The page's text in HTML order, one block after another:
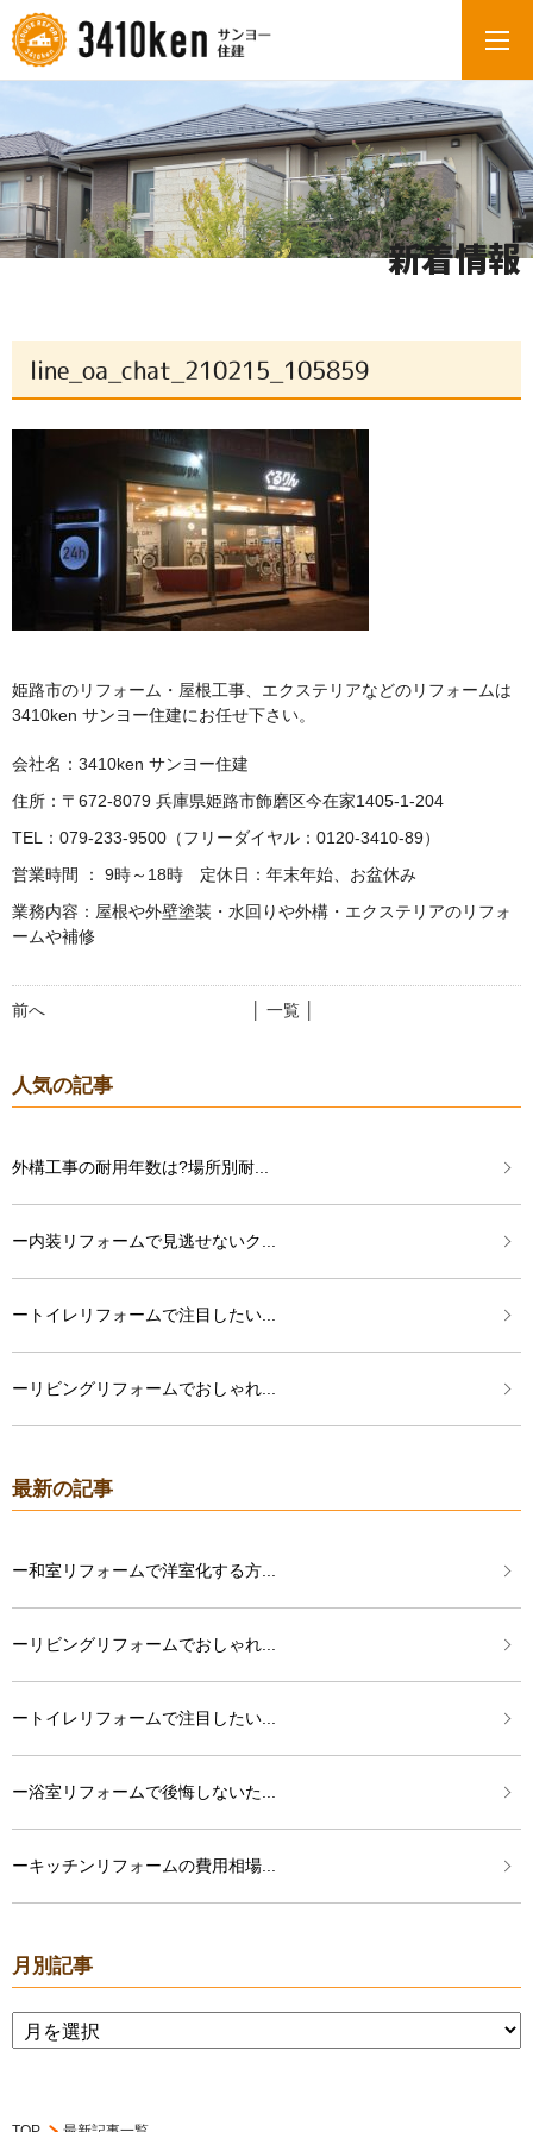
新着情報
line_oa_chat_210215_105859
姫路市のリフォーム・屋根工事、エクステリアなどのリフォームは
3410ken サンヨー住建にお任せ下さい。
会社名：3410ken サンヨー住建
住所：〒672-8079 兵庫県姫路市飾磨区今在家1405-1-204
TEL：079-233-9500（フリーダイヤル：0120-3410-89）
営業時間 ： 9時～18時 定休日：年末年始、お盆休み
業務内容：屋根や外壁塗装・水回りや外構・エクステリアのリフォ
ームや補修
前へ │ 一覧 │
人気の記事
外構工事の耐用年数は?場所別耐...
ー内装リフォームで見逃せないク...
ートイレリフォームで注目したい...
ーリビングリフォームでおしゃれ...
最新の記事
ー和室リフォームで洋室化する方...
ーリビングリフォームでおしゃれ...
ートイレリフォームで注目したい...
ー浴室リフォームで後悔しないた...
ーキッチンリフォームの費用相場...
月別記事